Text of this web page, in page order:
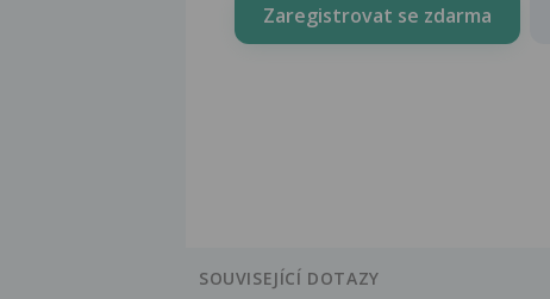
Zaregistrovat se zdarma
SOUVISEJÍCÍ DOTAZY